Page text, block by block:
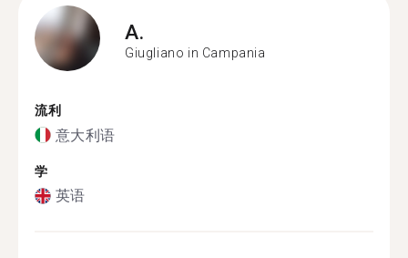
A.
Giugliano in Campania
流利
意大利语
学
英语